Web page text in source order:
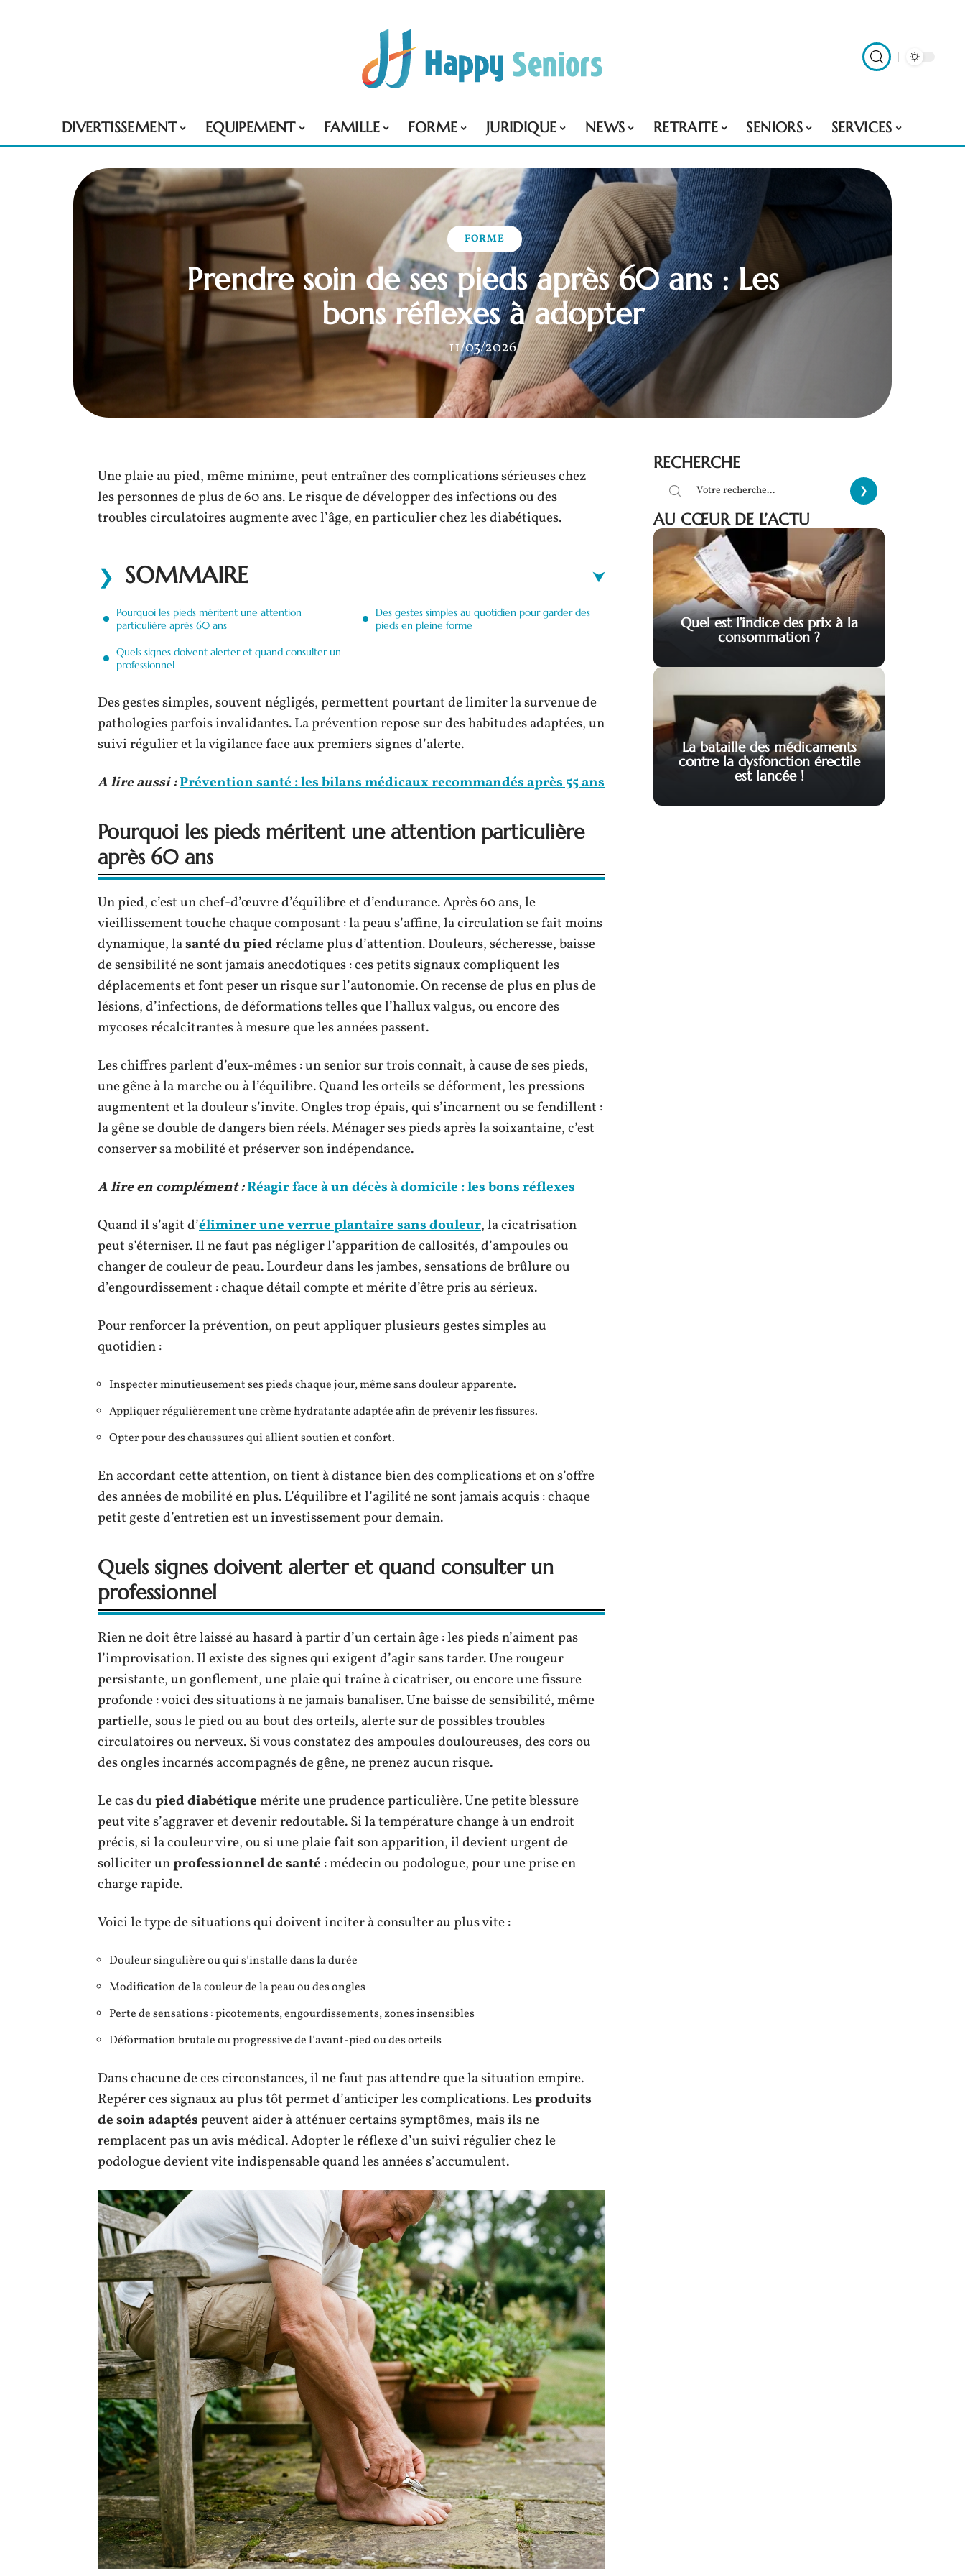
DIVERTISSEMENT EQUIPEMENT FAMILLE FORME JURIDIQUE NEWS RETRAITE SENIORS SERVICES
FORME
Prendre soin de ses pieds après 60 ans : Les
bons réflexes à adopter
11/03/2026
Une plaie au pied, même minime, peut entraîner des complications sérieuses chez
les personnes de plus de 60 ans. Le risque de développer des infections ou des
troubles circulatoires augmente avec l’âge, en particulier chez les diabétiques.
SOMMAIRE
Pourquoi les pieds méritent une attention
particulière après 60 ans
Quels signes doivent alerter et quand consulter un
professionnel
Des gestes simples au quotidien pour garder des
pieds en pleine forme
Des gestes simples, souvent négligés, permettent pourtant de limiter la survenue de
pathologies parfois invalidantes. La prévention repose sur des habitudes adaptées, un
suivi régulier et la vigilance face aux premiers signes d’alerte.
A lire aussi :Prévention santé : les bilans médicaux recommandés après 55 ans
Pourquoi les pieds méritent une attention particulière
après 60 ans
Un pied, c’est un chef-d’œuvre d’équilibre et d’endurance. Après 60 ans, le
vieillissement touche chaque composant : la peau s’affine, la circulation se fait moins
dynamique, lasanté du piedréclame plus d’attention. Douleurs, sécheresse, baisse
de sensibilité ne sont jamais anecdotiques : ces petits signaux compliquent les
déplacements et font peser un risque sur l’autonomie. On recense de plus en plus de
lésions, d’infections, de déformations telles que l’hallux valgus, ou encore des
mycoses récalcitrantes à mesure que les années passent.
Les chiffres parlent d’eux-mêmes : un senior sur trois connaît, à cause de ses pieds,
une gêne à la marche ou à l’équilibre. Quand les orteils se déforment, les pressions
augmentent et la douleur s’invite. Ongles trop épais, qui s’incarnent ou se fendillent :
la gêne se double de dangers bien réels. Ménager ses pieds après la soixantaine, c’est
conserver sa mobilité et préserver son indépendance.
A lire en complément :Réagir face à un décès à domicile : les bons réflexes
Quand il s’agit d’éliminer une verrue plantaire sans douleur, la cicatrisation
peut s’éterniser. Il ne faut pas négliger l’apparition de callosités, d’ampoules ou
changer de couleur de peau. Lourdeur dans les jambes, sensations de brûlure ou
d’engourdissement : chaque détail compte et mérite d’être pris au sérieux.
Pour renforcer la prévention, on peut appliquer plusieurs gestes simples au
quotidien :
Inspecter minutieusement ses pieds chaque jour, même sans douleur apparente.
Appliquer régulièrement une crème hydratante adaptée afin de prévenir les fissures.
Opter pour des chaussures qui allient soutien et confort.
En accordant cette attention, on tient à distance bien des complications et on s’offre
des années de mobilité en plus. L’équilibre et l’agilité ne sont jamais acquis : chaque
petit geste d’entretien est un investissement pour demain.
Quels signes doivent alerter et quand consulter un
professionnel
Rien ne doit être laissé au hasard à partir d’un certain âge : les pieds n’aiment pas
l’improvisation. Il existe des signes qui exigent d’agir sans tarder. Une rougeur
persistante, un gonflement, une plaie qui traîne à cicatriser, ou encore une fissure
profonde : voici des situations à ne jamais banaliser. Une baisse de sensibilité, même
partielle, sous le pied ou au bout des orteils, alerte sur de possibles troubles
circulatoires ou nerveux. Si vous constatez des ampoules douloureuses, des cors ou
des ongles incarnés accompagnés de gêne, ne prenez aucun risque.
Le cas dupied diabétiquemérite une prudence particulière. Une petite blessure
peut vite s’aggraver et devenir redoutable. Si la température change à un endroit
précis, si la couleur vire, ou si une plaie fait son apparition, il devient urgent de
solliciter unprofessionnel de santé : médecin ou podologue, pour une prise en
charge rapide.
Voici le type de situations qui doivent inciter à consulter au plus vite :
Douleur singulière ou qui s’installe dans la durée
Modification de la couleur de la peau ou des ongles
Perte de sensations : picotements, engourdissements, zones insensibles
Déformation brutale ou progressive de l’avant-pied ou des orteils
Dans chacune de ces circonstances, il ne faut pas attendre que la situation empire.
Repérer ces signaux au plus tôt permet d’anticiper les complications. Lesproduits
de soin adaptéspeuvent aider à atténuer certains symptômes, mais ils ne
remplacent pas un avis médical. Adopter le réflexe d’un suivi régulier chez le
podologue devient vite indispensable quand les années s’accumulent.
RECHERCHE
AU CŒUR DE L’ACTU
Quel est l’indice des prix à la
consommation ?
La bataille des médicaments
contre la dysfonction érectile
est lancée !